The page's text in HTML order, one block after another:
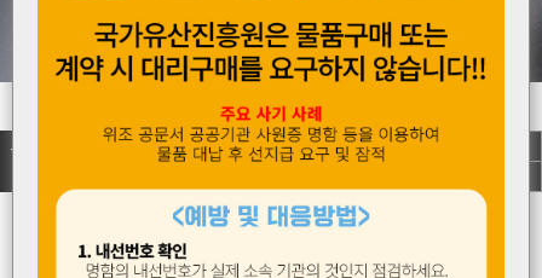
주요알
민속극장 풍류에서 매월 펼쳐지는 국가무형유산 전승자 공연 월간풍류 8月
수문장 교대의식 행사 운영 중단 안내
민속극장 풍류에서 매월 펼쳐지는 국가무형유산 전승자 공연 월간풍류 8月
수문장 교대의식 행사 운영 중단 안내
문화달력